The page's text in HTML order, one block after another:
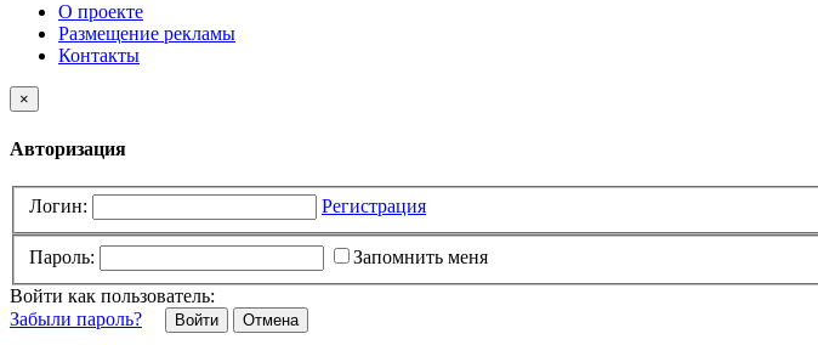
О проекте
Размещение рекламы
Контакты
×
Авторизация
Логин: Регистрация
Пароль:
Запомнить меня
Войти как пользователь:
Забыли пароль?
Отмена